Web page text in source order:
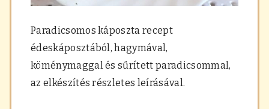
Paradicsomos káposzta recept
édeskáposztából, hagymával,
köménymaggal és sűrített paradicsommal,
az elkészítés részletes leírásával.